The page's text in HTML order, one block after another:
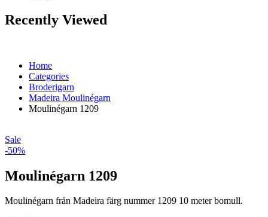
Recently Viewed
Home
Categories
Broderigarn
Madeira Moulinégarn
Moulinégarn 1209
Sale
-50%
Moulinégarn 1209
Moulinégarn från Madeira färg nummer 1209 10 meter bomull.